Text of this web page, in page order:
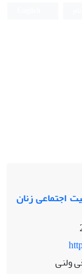
اجتماعی زنان
ولنی